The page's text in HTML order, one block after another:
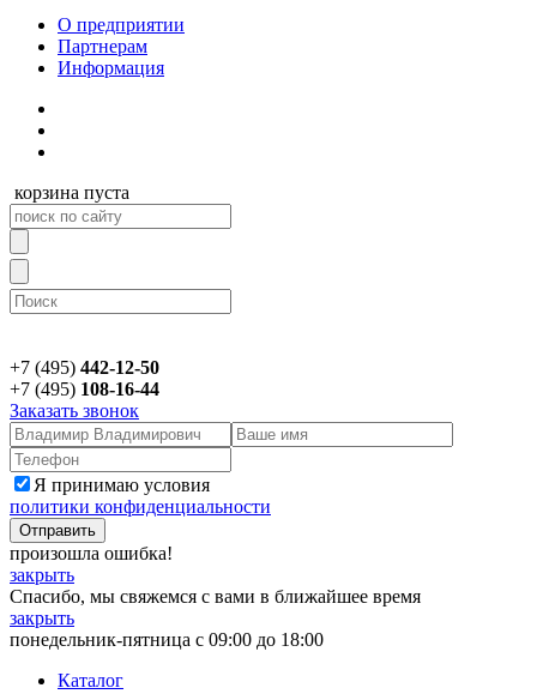
О предприятии
Партнерам
Информация
корзина пуста
+7 (495) 442-12-50
+7 (495) 108-16-44
Заказать звонок
Я принимаю условия
политики конфиденциальности
произошла ошибка!
закрыть
Спасибо, мы свяжемся с вами в ближайшее время
закрыть
понедельник-пятница с 09:00 до 18:00
Каталог